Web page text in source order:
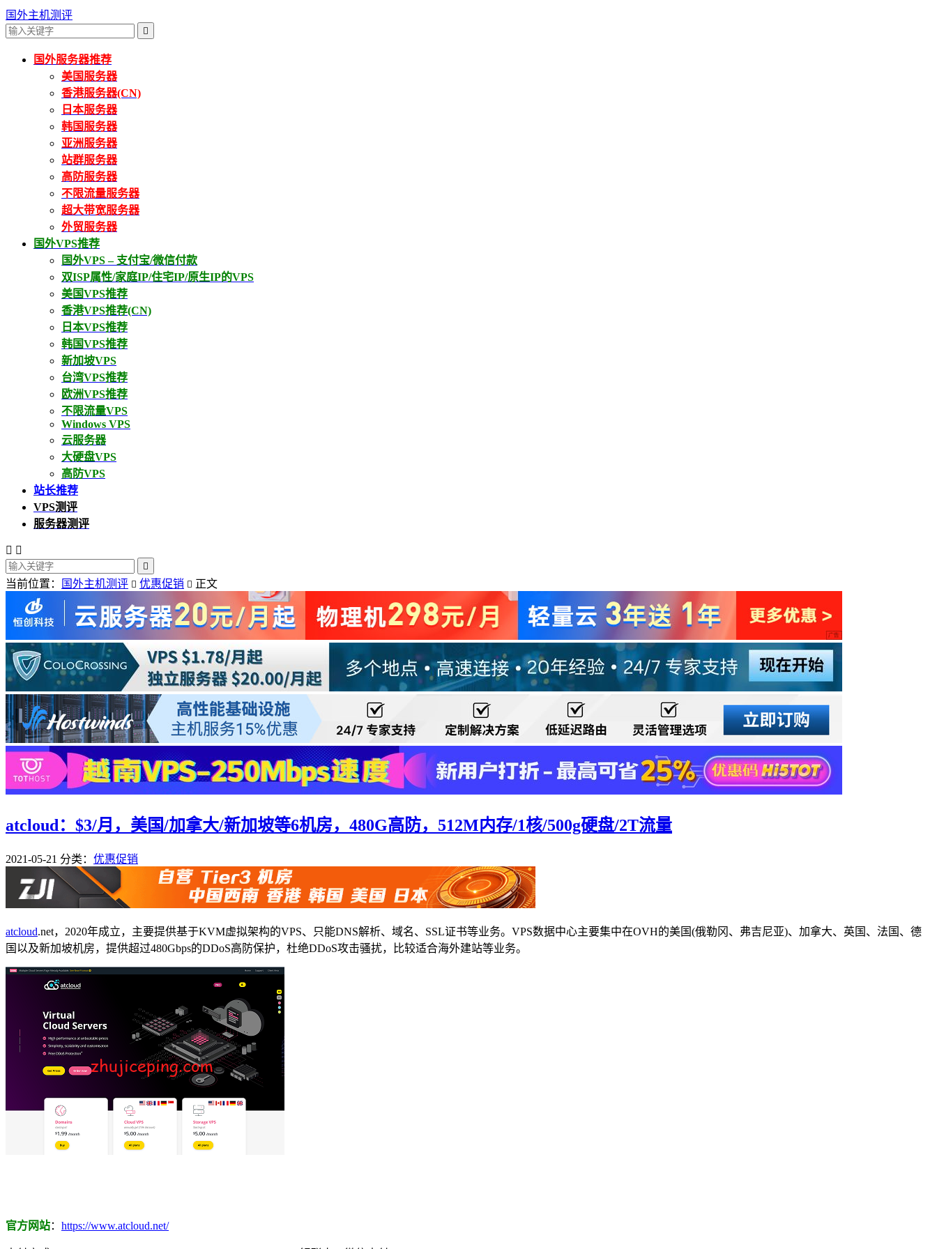
国外主机测评

国外服务器推荐
美国服务器
香港服务器(CN)
日本服务器
韩国服务器
亚洲服务器
站群服务器
高防服务器
不限流量服务器
超大带宽服务器
外贸服务器
国外VPS推荐
国外VPS – 支付宝/微信付款
双ISP属性/家庭IP/住宅IP/原生IP的VPS
美国VPS推荐
香港VPS推荐(CN)
日本VPS推荐
韩国VPS推荐
新加坡VPS
台湾VPS推荐
欧洲VPS推荐
不限流量VPS
Windows VPS
云服务器
大硬盘VPS
高防VPS
站长推荐
VPS测评
服务器测评
 

当前位置： 国外主机测评  优惠促销  正文
atcloud：$3/月，美国/加拿大/新加坡等6机房，480G高防，512M内存/1核/500g硬盘/2T流量
2021-05-21 分类： 优惠促销
atcloud.net，2020年成立，主要提供基于KVM虚拟架构的VPS、只能DNS解析、域名、SSL证书等业务。VPS数据中心主要集中在OVH的美国(俄勒冈、弗吉尼亚)、加拿大、英国、法国、德
国以及新加坡机房，提供超过480Gbps的DDoS高防保护，杜绝DDoS攻击骚扰，比较适合海外建站等业务。
官方网站： https://www.atcloud.net/